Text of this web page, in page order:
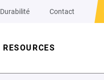
Durabilité Contact
RESOURCES